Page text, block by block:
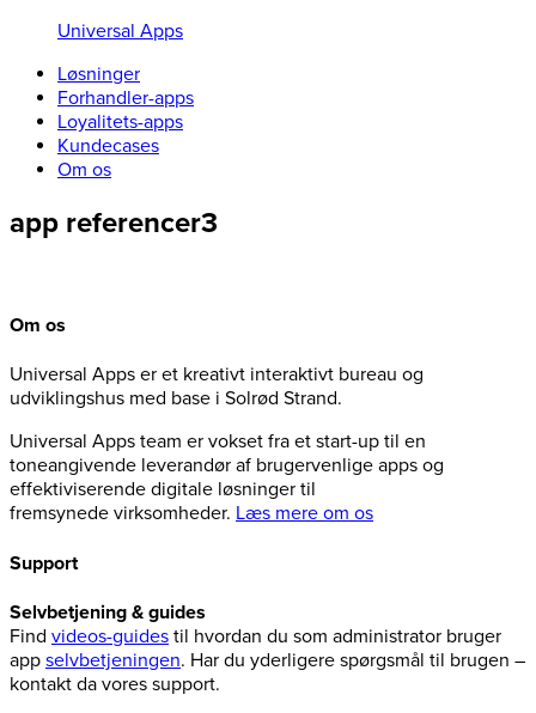
Universal Apps
Løsninger
Forhandler-apps
Loyalitets-apps
Kundecases
Om os
app referencer3
Om os
Universal Apps er et kreativt interaktivt bureau og
udviklingshus med base i Solrød Strand.
Universal Apps team er vokset fra et start-up til en
toneangivende leverandør af brugervenlige apps og
effektiviserende digitale løsninger til
fremsynede virksomheder. Læs mere om os
Support
Selvbetjening & guides
Find videos-guides til hvordan du som administrator bruger
app selvbetjeningen. Har du yderligere spørgsmål til brugen –
kontakt da vores support.